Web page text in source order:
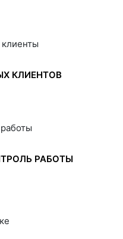
КЛИЕНТОВ
РАБОТЫ